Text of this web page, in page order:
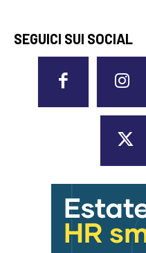
SEGUICI SUI SOCIAL